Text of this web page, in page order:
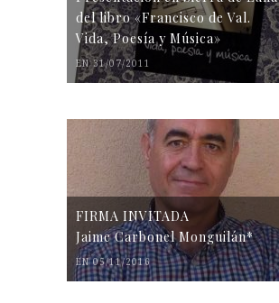
del libro «Francisco de Val.
Vida, Poesía y Música»
EN 31/07/2011
FIRMA INVITADA
Jaime Carbonel Monguilán*
EN 05/11/2016